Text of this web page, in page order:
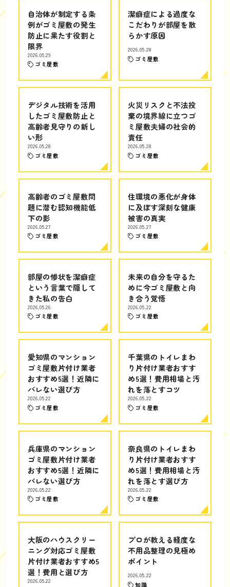
自治体が制定する条
例がゴミ屋敷の発生
防止に果たす役割と
限界
2026.05.29
ゴミ屋敷
潔癖症による過度な
こだわりが部屋を散
らかす原因
2026.05.28
ゴミ屋敷
デジタル技術を活用
したゴミ屋敷防止と
高齢者見守りの新し
い形
2026.05.28
ゴミ屋敷
火災リスクと不法投
棄の境界線に立つゴ
ミ屋敷夫婦の社会的
責任
2026.05.28
ゴミ屋敷
高齢者のゴミ屋敷問
題に潜む認知機能低
下の影
2026.05.27
ゴミ屋敷
住環境の悪化が身体
に及ぼす深刻な健康
被害の真実
2026.05.27
ゴミ屋敷
部屋の惨状を潔癖症
という言葉で隠して
きた私の告白
2026.05.26
ゴミ屋敷
未来の自分を守るた
めに今ゴミ屋敷と向
き合う覚悟
2026.05.22
ゴミ屋敷
愛知県のマンション
ゴミ屋敷片付け業者
おすすめ5選！近隣に
バレない選び方
2026.05.22
ゴミ屋敷
千葉県のトイレまわ
り片付け業者おすす
め5選！費用相場と汚
れを落とすコツ
2026.05.22
ゴミ屋敷
兵庫県のマンション
ゴミ屋敷片付け業者
おすすめ5選！近隣に
バレない選び方
2026.05.22
ゴミ屋敷
奈良県のトイレまわ
り片付け業者おすす
め5選！費用相場と汚
れを落とす選び方
2026.05.22
ゴミ屋敷
大阪のハウスクリー
ニング対応ゴミ屋敷
片付け業者おすすめ5
選！費用と選び方
2026.05.22
プロが教える軽度な
不用品整理の見極め
ポイント
2026.05.22
知識